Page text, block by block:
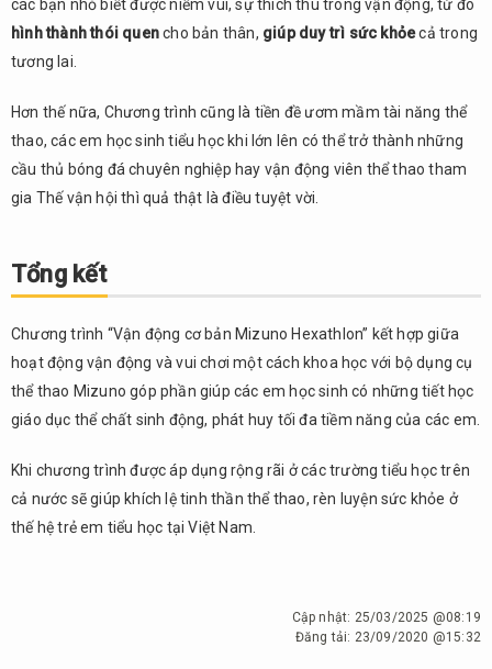
các bạn nhỏ biết được niềm vui, sự thích thú trong vận động, từ đó
hình thành thói quencho bản thân, giúp duy trì sức khỏecả trong
tương lai.
Hơn thế nữa, Chương trình cũng là tiền đề ươm mầm tài năng thể
thao, các em học sinh tiểu học khi lớn lên có thể trở thành những
cầu thủ bóng đá chuyên nghiệp hay vận động viên thể thao tham
gia Thế vận hội thì quả thật là điều tuyệt vời.
Tổng kết
Chương trình “Vận động cơ bản Mizuno Hexathlon” kết hợp giữa
hoạt động vận động và vui chơi một cách khoa học với bộ dụng cụ
thể thao Mizuno góp phần giúp các em học sinh có những tiết học
giáo dục thể chất sinh động, phát huy tối đa tiềm năng của các em.
Khi chương trình được áp dụng rộng rãi ở các trường tiểu học trên
cả nước sẽ giúp khích lệ tinh thần thể thao, rèn luyện sức khỏe ở
thế hệ trẻ em tiểu học tại Việt Nam.
Cập nhật: 25/03/2025 @08:19
Đăng tải: 23/09/2020 @15:32